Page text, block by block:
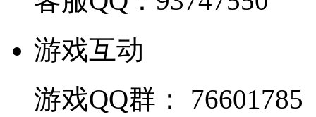
游戏互动
游戏QQ群： 76601785